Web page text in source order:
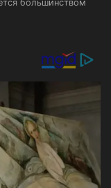
большинством